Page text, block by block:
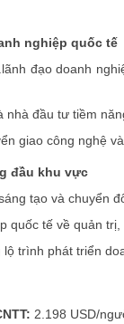
nghiệp quốc tế
lãnh đạo doanh
nhà đầu tư tiềm
giao công nghệ
đầu khu vực
tạo và chuyển
quốc tế về quản
trình phát triển
: 2.198 USD/